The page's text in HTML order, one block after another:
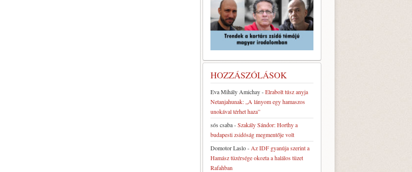
HOZZÁSZÓLÁSOK
Eva Mihály Amichay-Elrabolt túsz anyja
Netanjahunak: „A lányom egy hamaszos
unokával térhet haza”
sós csaba-Szakály Sándor: Horthy a
budapesti zsidóság megmentője volt
Domotor Laslo- Az IDF gyanúja szerint a
Hamász tüzérsége okozta a halálos tüzet
Rafahban